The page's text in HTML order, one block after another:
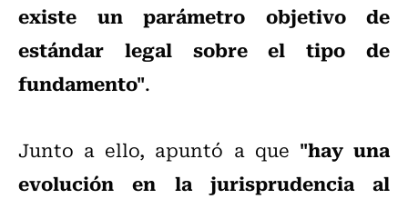
existe un parámetro objetivo de
estándar legal sobre el tipo de
fundamento".
Junto a ello, apuntó a que "hay una
evolución en la jurisprudencia al